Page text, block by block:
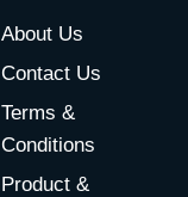
About Us
Contact Us
Terms &
Conditions
Product &